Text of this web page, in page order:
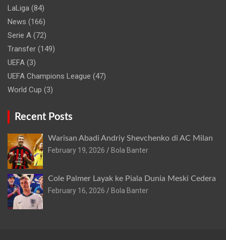
LaLiga (84)
News (166)
Serie A (72)
Transfer (149)
UEFA (3)
UEFA Champions League (47)
World Cup (3)
Recent Posts
Warisan Abadi Andriy Shevchenko di AC Milan
February 19, 2026
Bola Banter
Cole Palmer Layak ke Piala Dunia Meski Cedera
February 16, 2026
Bola Banter